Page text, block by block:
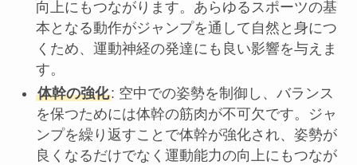
向上にもつながります。あらゆるスポーツの基
本となる動作がジャンプを通して自然と身につ
くため、運動神経の発達にも良い影響を与えま
す。
体幹の強化: 空中での姿勢を制御し、バランス
を保つためには体幹の筋肉が不可欠です。ジャ
ンプを繰り返すことで体幹が強化され、姿勢が
良くなるだけでなく運動能力の向上にもつなが